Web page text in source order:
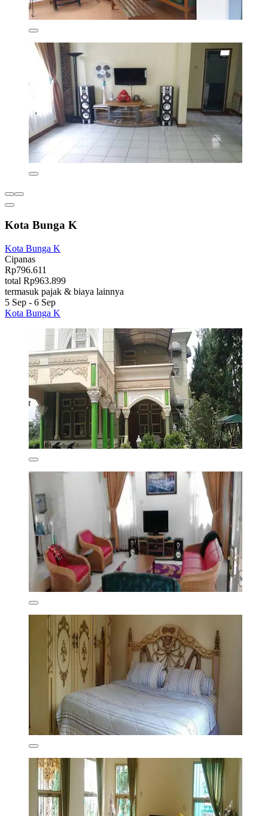
Kota Bunga K
Kota Bunga K
Cipanas
Rp796.611
total Rp963.899
termasuk pajak & biaya lainnya
5 Sep - 6 Sep
Kota Bunga K